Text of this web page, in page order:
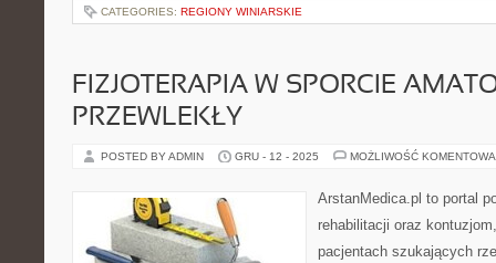
CATEGORIES: REGIONY WINIARSKIE
FIZJOTERAPIA W SPORCIE
PRZEWLEKŁY
POSTED BY ADMIN GRU - 12 - 2025 MOŻLIWOŚĆ
ArstanMedica.pl to portal
rehabilitacji oraz
pacjentach szukających